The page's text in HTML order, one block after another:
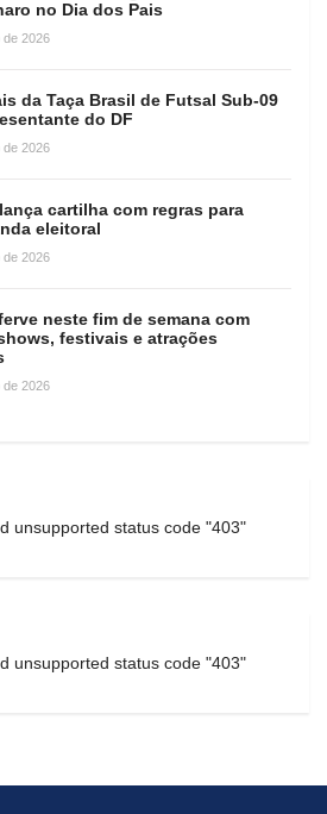
no Dia dos Pais
de 2026
da Taça Brasil de Futsal Sub-09
do DF
de 2026
cartilha com regras para
eleitoral
de 2026
neste fim de semana com
festivais e atrações
de 2026
unsupported status code "403"
unsupported status code "403"